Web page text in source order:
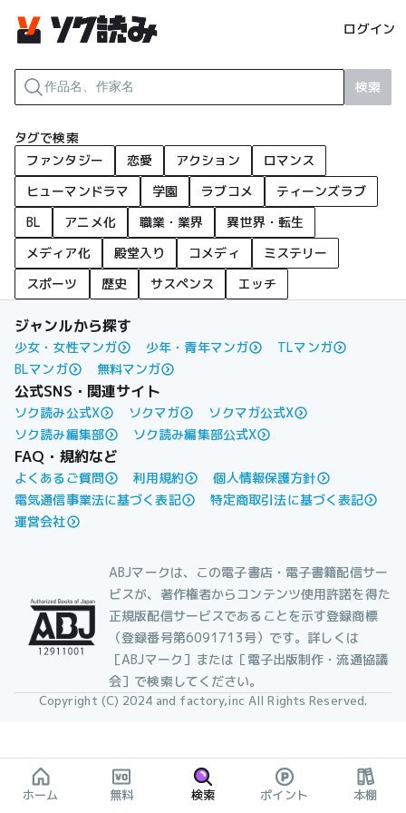
ログイン
検索
タグで検索
ファンタジー
恋愛 アクション
ロマンス
ヒューマンドラマ
学園 ラブコメ
ティーンズラブ
BL
アニメ化 職業・業界
異世界・転生
メディア化
殿堂入り コメディ
ミステリー
スポーツ
歴史 サスペンス エッチ
ジャンルから探す
少女・女性マンガ 少年・青年マンガ
TLマンガ
BLマンガ
無料マンガ
公式SNS・関連サイト
ソク読み公式X ソクマガ
ソクマガ公式X
ソク読み編集部
ソク読み編集部公式X
FAQ・規約など
よくあるご質問 利用規約
個人情報保護方針
電気通信事業法に基づく表記
特定商取引法に基づく表記
運営会社
ABJマークは、この電子書店・電子書籍配信サー
ビスが、著作権者からコンテンツ使用許諾を得た
正規版配信サービスであることを示す登録商標
（登録番号第6091713号）です。詳しくは
［ABJマーク］または［電子出版制作・流通協議
会］で検索してください。
Copyright (C) 2024 and factory,inc All Rights Reserved.
ホーム 無料 検索 ポイント 本棚